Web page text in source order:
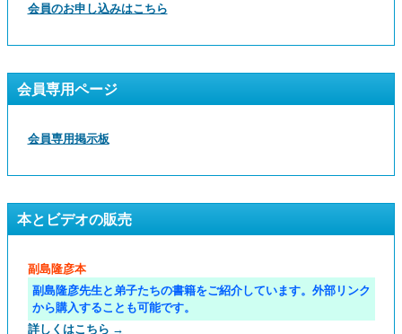
会員のお申し込みはこちら
会員専用ページ
会員専用掲示板
本とビデオの販売
副島隆彦本
副島隆彦先生と弟子たちの書籍をご紹介しています。外部リンク
から購入することも可能です。
詳しくはこちら →